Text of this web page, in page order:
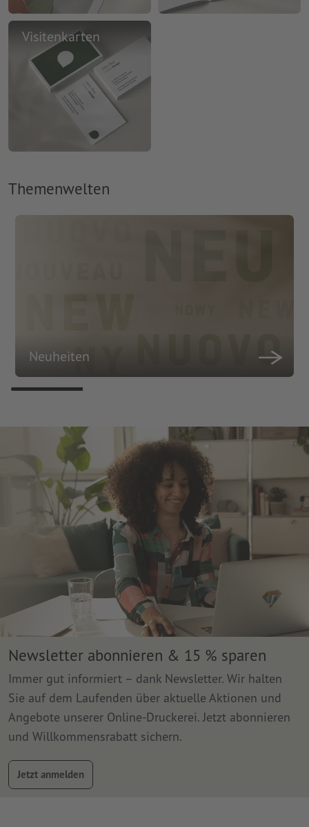
Visitenkarten
Themenwelten
Neuheiten
Newsletter abonnieren & 15 % sparen
Immer gut informiert – dank Newsletter. Wir halten
Sie auf dem Laufenden über aktuelle Aktionen und
Angebote unserer Online-Druckerei. Jetzt abonnieren
und Willkommensrabatt sichern.
Jetzt anmelden